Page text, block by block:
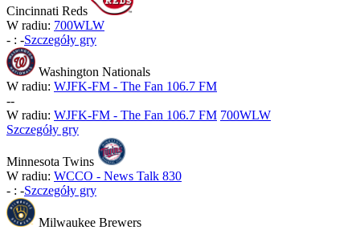
Cincinnati Reds
W radiu: 700WLW
- : -Szczegóły gry
Washington Nationals
W radiu: WJFK-FM - The Fan 106.7 FM
--
W radiu: WJFK-FM - The Fan 106.7 FM 700WLW
Szczegóły gry
Minnesota Twins
W radiu: WCCO - News Talk 830
- : -Szczegóły gry
Milwaukee Brewers